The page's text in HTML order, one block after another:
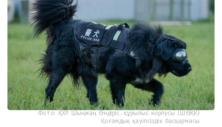
Фото: ҚХР Шыңжаң Өндіріс-құрылыс корпусы (ШӨҚК)
Қоғамдық қауіпсіздік басқармасы